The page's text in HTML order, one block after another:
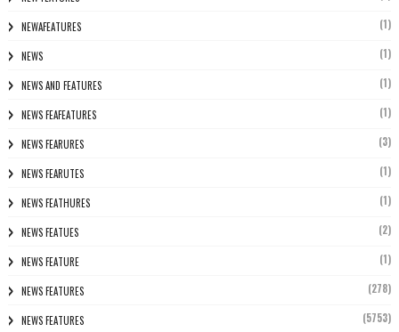
NEWAFEATURES (1)
NEWS (1)
NEWS AND FEATURES (1)
NEWS FEAFEATURES (1)
NEWS FEARURES (3)
NEWS FEARUTES (1)
NEWS FEATHURES (1)
NEWS FEATUES (2)
NEWS FEATURE (1)
NEWS FEATURES (278)
NEWS FEATURES (5753)